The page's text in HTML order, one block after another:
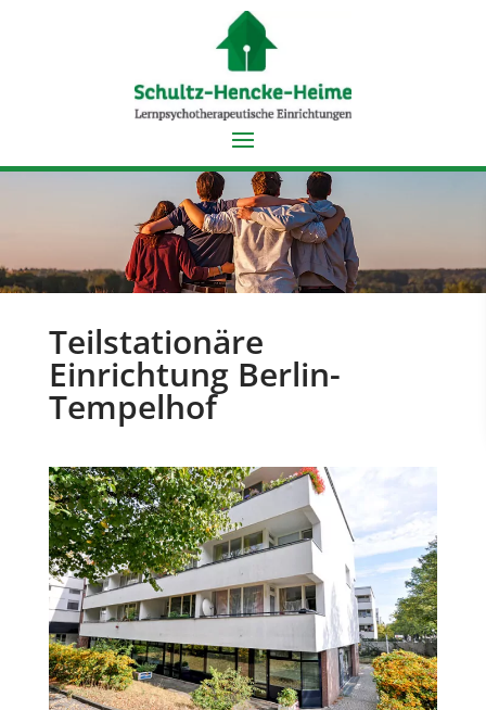
Teilstationäre
Einrichtung Berlin-
Tempelhof